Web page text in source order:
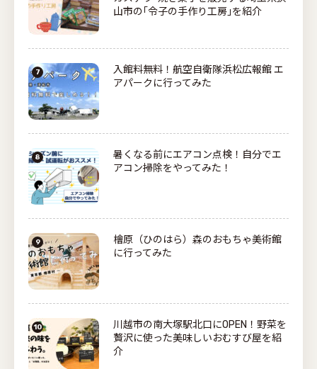
山市の｢令子の手作り工房｣を紹介
入館料無料！航空自衛隊浜松広報館 エ
アパークに行ってみた
暑くなる前にエアコン点検！自分でエ
アコン掃除をやってみた！
檜原（ひのはら）森のおもちゃ美術館
に行ってみた
川越市の南大塚駅北口にOPEN！野菜を
贅沢に使った美味しいおむすび屋を紹
介